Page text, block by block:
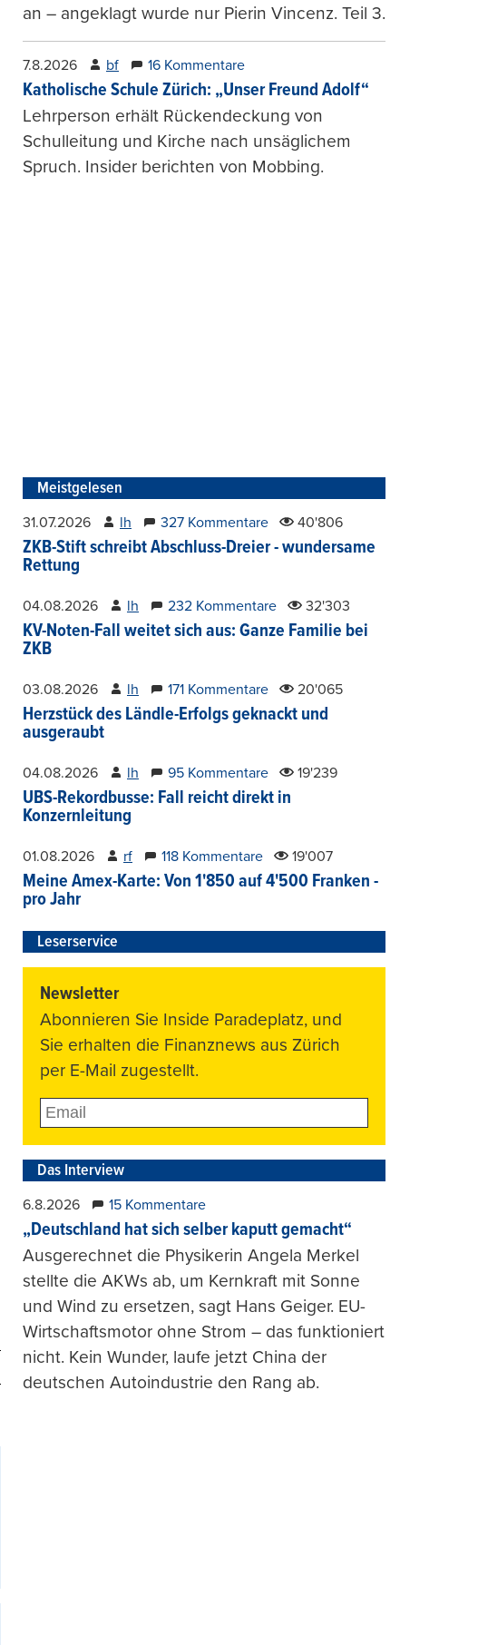
an – angeklagt wurde nur Pierin Vincenz. Teil 3.
7.8.2026 bf 16 Kommentare
Katholische Schule Zürich: „Unser Freund Adolf“
Lehrperson erhält Rückendeckung von
Schulleitung und Kirche nach unsäglichem
Spruch. Insider berichten von Mobbing.
Meistgelesen
31.07.2026 lh 327 Kommentare 40'806
ZKB-Stift schreibt Abschluss-Dreier - wundersame
Rettung
04.08.2026 lh 232 Kommentare 32'303
KV-Noten-Fall weitet sich aus: Ganze Familie bei
ZKB
03.08.2026 lh 171 Kommentare 20'065
Herzstück des Ländle-Erfolgs geknackt und
ausgeraubt
04.08.2026 lh 95 Kommentare 19'239
UBS-Rekordbusse: Fall reicht direkt in
Konzernleitung
01.08.2026 rf 118 Kommentare 19'007
Meine Amex-Karte: Von 1'850 auf 4'500 Franken -
pro Jahr
Leserservice
Newsletter
Abonnieren Sie Inside Paradeplatz, und
Sie erhalten die Finanznews aus Zürich
per E-Mail zugestellt.
Das Interview
6.8.2026 15 Kommentare
„Deutschland hat sich selber kaputt gemacht“
Ausgerechnet die Physikerin Angela Merkel
stellte die AKWs ab, um Kernkraft mit Sonne
und Wind zu ersetzen, sagt Hans Geiger. EU-
Wirtschaftsmotor ohne Strom – das funktioniert
nicht. Kein Wunder, laufe jetzt China der
deutschen Autoindustrie den Rang ab.